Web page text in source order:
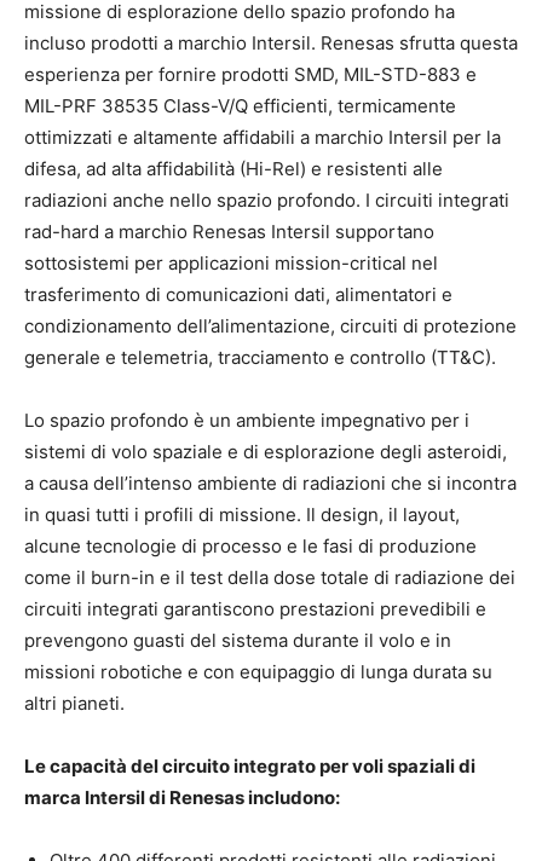
missione di esplorazione dello spazio profondo ha
incluso prodotti a marchio Intersil. Renesas sfrutta questa
esperienza per fornire prodotti SMD, MIL-STD-883 e
MIL-PRF 38535 Class-V/Q efficienti, termicamente
ottimizzati e altamente affidabili a marchio Intersil per la
difesa, ad alta affidabilità (Hi-Rel) e resistenti alle
radiazioni anche nello spazio profondo. I circuiti integrati
rad-hard a marchio Renesas Intersil supportano
sottosistemi per applicazioni mission-critical nel
trasferimento di comunicazioni dati, alimentatori e
condizionamento dell’alimentazione, circuiti di protezione
generale e telemetria, tracciamento e controllo (TT&C).
Lo spazio profondo è un ambiente impegnativo per i
sistemi di volo spaziale e di esplorazione degli asteroidi,
a causa dell’intenso ambiente di radiazioni che si incontra
in quasi tutti i profili di missione. Il design, il layout,
alcune tecnologie di processo e le fasi di produzione
come il burn-in e il test della dose totale di radiazione dei
circuiti integrati garantiscono prestazioni prevedibili e
prevengono guasti del sistema durante il volo e in
missioni robotiche e con equipaggio di lunga durata su
altri pianeti.
Le capacità del circuito integrato per voli spaziali di
marca Intersil di Renesas includono: